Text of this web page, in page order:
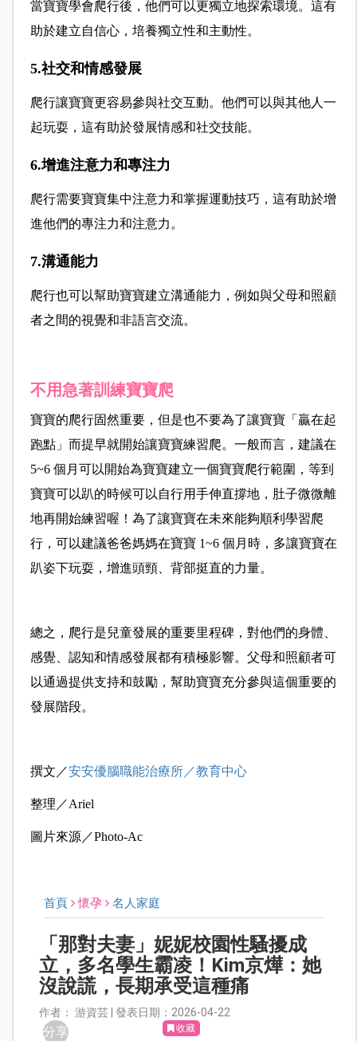
當寶寶學會爬行後，他們可以更獨立地探索環境。這有
助於建立自信心，培養獨立性和主動性。
5.社交和情感發展
爬行讓寶寶更容易參與社交互動。他們可以與其他人一
起玩耍，這有助於發展情感和社交技能。
6.增進注意力和專注力
爬行需要寶寶集中注意力和掌握運動技巧，這有助於增
進他們的專注力和注意力。
7.溝通能力
爬行也可以幫助寶寶建立溝通能力，例如與父母和照顧
者之間的視覺和非語言交流。
不用急著訓練寶寶爬
寶寶的爬行固然重要，但是也不要為了讓寶寶「贏在起
跑點」而提早就開始讓寶寶練習爬。一般而言，建議在
5~6 個月可以開始為寶寶建立一個寶寶爬行範圍，等到
寶寶可以趴的時候可以自行用手伸直撐地，肚子微微離
地再開始練習喔！ 為了讓寶寶在未來能夠順利學習爬
行，可以建議爸爸媽媽在寶寶 1~6 個月時，多讓寶寶在
趴姿下玩耍，增進頭頸、背部挺直的力量。
總之，爬行是兒童發展的重要里程碑，對他們的身體、
感覺、認知和情感發展都有積極影響。父母和照顧者可
以通過提供支持和鼓勵，幫助寶寶充分參與這個重要的
發展階段。
撰文／安安優腦職能治療所／教育中心
整理／Ariel
圖片來源／Photo-Ac
首頁 懷孕 名人家庭
「那對夫妻」妮妮校園性騷擾成
立，多名學生霸凌！Kim京燁：她
沒說謊，長期承受這種痛
作者： 游資芸 | 發表日期：2026-04-22
分享 收藏